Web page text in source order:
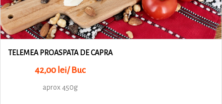
TELEMEA PROASPATA DE CAPRA
42,00 lei/ Buc
aprox 450g